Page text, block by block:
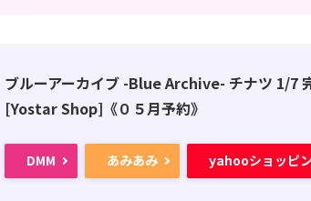
ブルーアーカイブ -Blue Archive- チナツ 1/7
[Yostar Shop]《０５月予約》
DMM あみあみ yahooショッピ